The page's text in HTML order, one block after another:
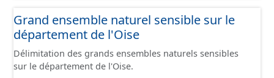
Grand ensemble naturel sensible sur le
département de l'Oise
Délimitation des grands ensembles naturels sensibles
sur le département de l'Oise.